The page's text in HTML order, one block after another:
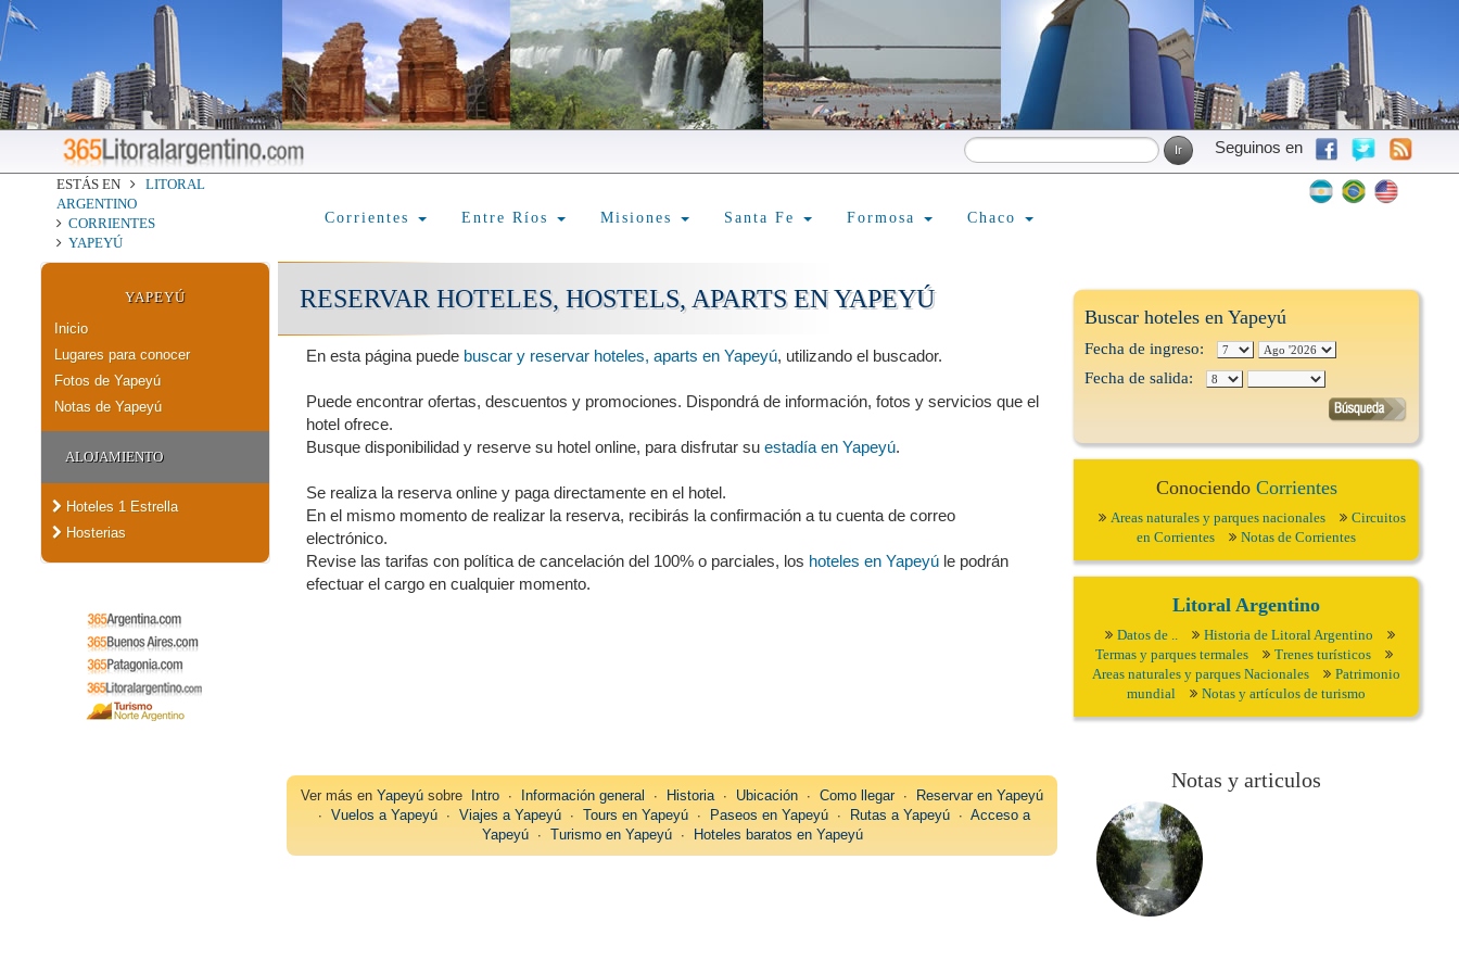
Seguinos en
ESTÁS EN
LITORAL
ARGENTINO
CORRIENTES
YAPEYÚ
Corrientes Entre Ríos Misiones Santa Fe Formosa Chaco
YAPEYÚ
Inicio
Lugares para conocer
Fotos de Yapeyú
Notas de Yapeyú
ALOJAMIENTO
Hoteles 1 Estrella
Hosterias
RESERVAR HOTELES, HOSTELS, APARTS EN YAPEYÚ
En esta página puede buscar y reservar hoteles, aparts en Yapeyú, utilizando el buscador.
Puede encontrar ofertas, descuentos y promociones. Dispondrá de información, fotos y servicios que el
hotel ofrece.
Busque disponibilidad y reserve su hotel online, para disfrutar su estadía en Yapeyú.
Se realiza la reserva online y paga directamente en el hotel.
En el mismo momento de realizar la reserva, recibirás la confirmación a tu cuenta de correo
electrónico.
Revise las tarifas con política de cancelación del 100% o parciales, los hoteles en Yapeyúle podrán
efectuar el cargo en cualquier momento.
Ver más enYapeyú sobre Intro ∙ Información general ∙ Historia∙ Ubicación ∙Como llegar∙
Reservar en Yapeyú
∙Vuelos a Yapeyú ∙Viajes a Yapeyú ∙Tours en Yapeyú ∙ Paseos en Yapeyú ∙ Rutas a Yapeyú ∙Acceso a
Yapeyú∙ Turismo en Yapeyú∙ Hoteles baratos en Yapeyú
Buscar hoteles en Yapeyú
Fecha de ingreso:
Fecha de salida:
Conociendo Corrientes
Areas naturales y parques nacionales
Circuitos
en Corrientes
Notas de Corrientes
Litoral Argentino
Datos de ..
Historia de Litoral Argentino
Termas y parques termales
Trenes turísticos
Areas naturales y parques Nacionales
Patrimonio
mundial
Notas y artículos de turismo
Notas y articulos